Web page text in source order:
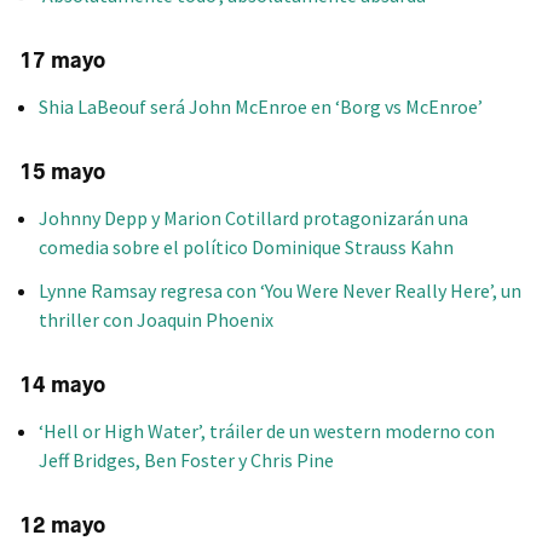
17 mayo
Shia LaBeouf será John McEnroe en ‘Borg vs McEnroe’
15 mayo
Johnny Depp y Marion Cotillard protagonizarán una
comedia sobre el político Dominique Strauss Kahn
Lynne Ramsay regresa con ‘You Were Never Really Here’, un
thriller con Joaquin Phoenix
14 mayo
‘Hell or High Water’, tráiler de un western moderno con
Jeff Bridges, Ben Foster y Chris Pine
12 mayo